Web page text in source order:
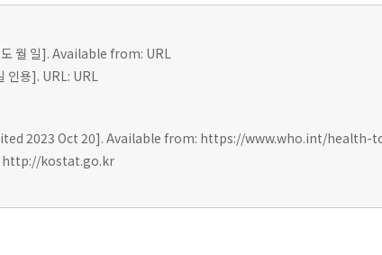
월 일]. Available from: URL
인용]. URL: URL
2023 Oct 20]. Available from: https://www.who.int/health-
http://kostat.go.kr